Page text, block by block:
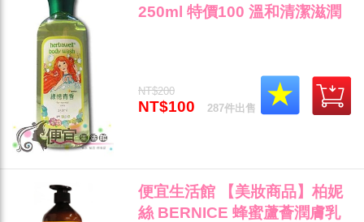
250ml 特價100 溫和清潔滋潤
NT$200
NT$100 287件出售
便宜生活館 【美妝商品】柏妮
絲 BERNICE 蜂蜜蘆薈潤膚乳